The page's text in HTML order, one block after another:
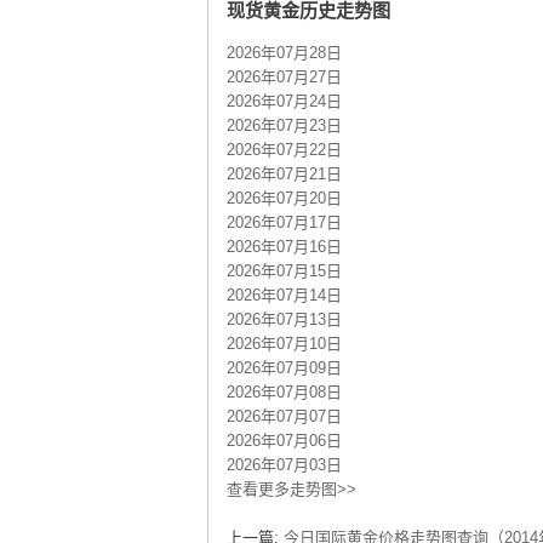
现货黄金历史走势图
2026年07月28日
2026年07月27日
2026年07月24日
2026年07月23日
2026年07月22日
2026年07月21日
2026年07月20日
2026年07月17日
2026年07月16日
2026年07月15日
2026年07月14日
2026年07月13日
2026年07月10日
2026年07月09日
2026年07月08日
2026年07月07日
2026年07月06日
2026年07月03日
查看更多走势图>>
上一篇: 今日国际黄金价格走势图查询（2014